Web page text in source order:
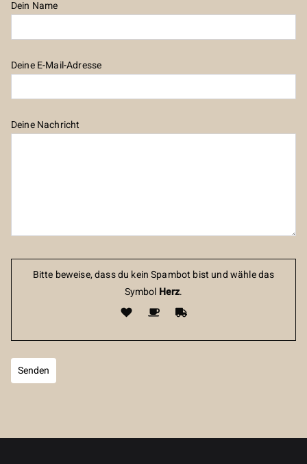
Dein Name
Deine E-Mail-Adresse
Deine Nachricht
Bitte beweise, dass du kein Spambot bist und wähle das
Symbol Herz.